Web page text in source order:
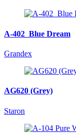
A-402_Blue Dream
Grandex
AG620 (Grey)
Staron